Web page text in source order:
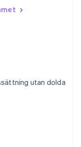
utan dolda